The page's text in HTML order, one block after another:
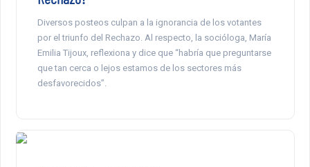
Diversos posteos culpan a la ignorancia de los votantes
por el triunfo del Rechazo. Al respecto, la socióloga, María
Emilia Tijoux, reflexiona y dice que “habría que preguntarse
que tan cerca o lejos estamos de los sectores más
desfavorecidos”.